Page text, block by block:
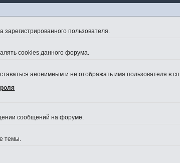
зарегистрированного пользователя.
cookies данного форума.
анонимным и не отображать имя пользователя в
сообщений на форуме.
темы.